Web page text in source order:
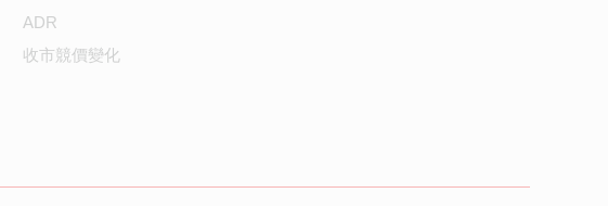
ADR
收市競價變化